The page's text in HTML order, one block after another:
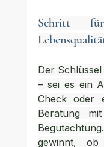
Schritt
Der
– sei es ein
Check oder
Beratung
gewinnt, ob